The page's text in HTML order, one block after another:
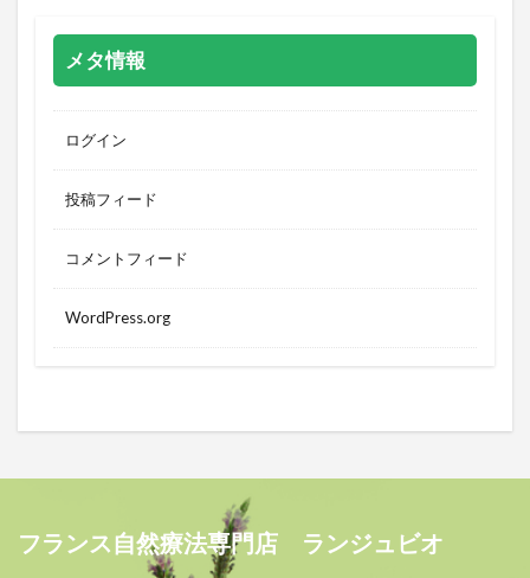
メタ情報
ログイン
投稿フィード
コメントフィード
WordPress.org
フランス自然療法専門店 ランジュビオ